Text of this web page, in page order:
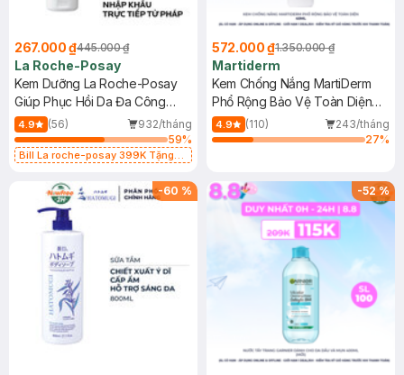
267.000 ₫445.000 ₫
La Roche-Posay
Kem Dưỡng La Roche-Posay
Giúp Phục Hồi Da Đa Công
Dụng 40ml
4.9 (56)
932/tháng
59%
Bill La roche-posay 399K Tặng
(SL có hạn)
572.000 ₫1.350.000 ₫
Martiderm
Kem Chống Nắng MartiDerm
Phổ Rộng Bảo Vệ Toàn Diện
40ml
4.9 (110)
243/tháng
27%
-60 % -52%